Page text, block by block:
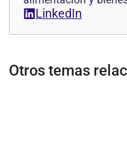
LinkedIn
Otros temas